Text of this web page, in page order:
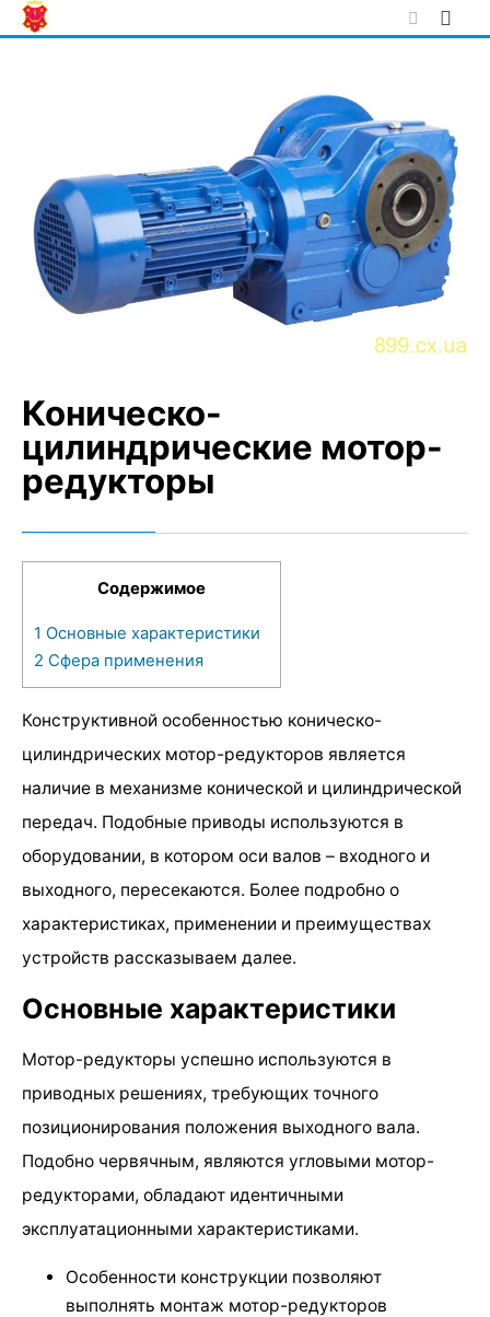
Skip
to
Коническо-
цилиндрические мотор-
редукторы
Содержимое
1 Основные характеристики
2 Сфера применения
Конструктивной особенностью коническо-
цилиндрических мотор-редукторов является
наличие в механизме конической и цилиндрической
передач. Подобные приводы используются в
оборудовании, в котором оси валов – входного и
выходного, пересекаются. Более подробно о
характеристиках, применении и преимуществах
устройств рассказываем далее.
Основные характеристики
Мотор-редукторы успешно используются в
приводных решениях, требующих точного
позиционирования положения выходного вала.
Подобно червячным, являются угловыми мотор-
редукторами, обладают идентичными
эксплуатационными характеристиками.
Особенности конструкции позволяют
выполнять монтаж мотор-редукторов